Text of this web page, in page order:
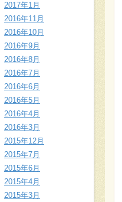
2017年1月
2016年11月
2016年10月
2016年9月
2016年8月
2016年7月
2016年6月
2016年5月
2016年4月
2016年3月
2015年12月
2015年7月
2015年6月
2015年4月
2015年3月